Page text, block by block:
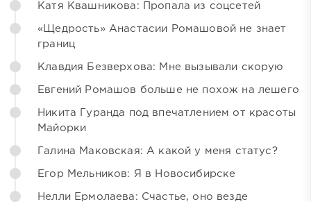
Катя Квашникова: Пропала из соцсетей
«Щедрость» Анастасии Ромашовой не знает
границ
Клавдия Безверхова: Мне вызывали скорую
Евгений Ромашов больше не похож на лешего
Никита Гуранда под впечатлением от красоты
Майорки
Галина Маковская: А какой у меня статус?
Егор Мельников: Я в Новосибирске
Нелли Ермолаева: Счастье, оно везде